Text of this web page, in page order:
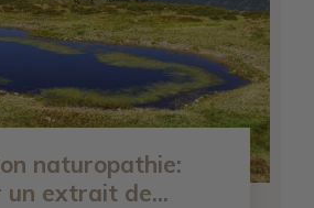
naturopathie:
un extrait de...